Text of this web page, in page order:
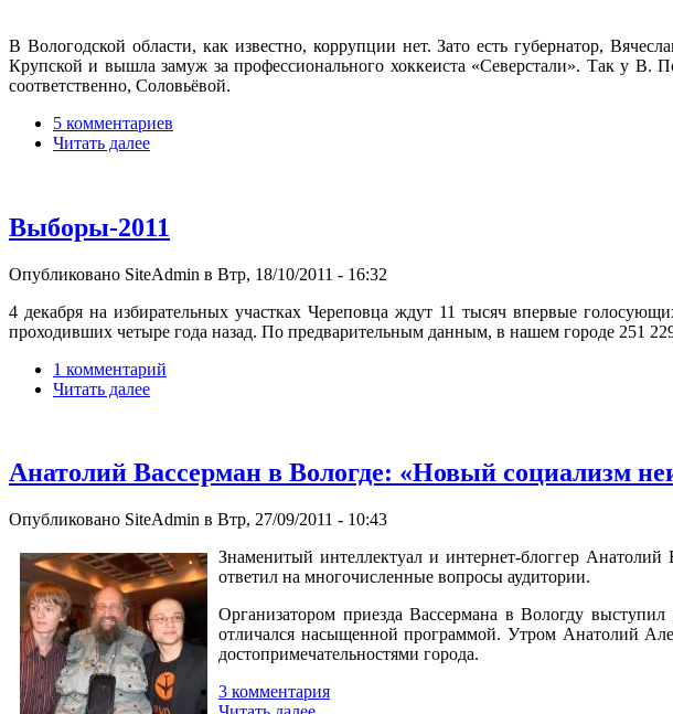
В Вологодской области, как известно, коррупции нет. Зато есть губернатор,
Крупской и вышла замуж за профессионального хоккеиста «Северстали». Так у В.
соответственно, Соловьёвой.
5 комментариев
Читать далее
Выборы-2011
Опубликовано SiteAdmin в Втр, 18/10/2011 - 16:32
4 декабря на избирательных участках Череповца ждут 11 тысяч впервые
проходивших четыре года назад. По предварительным данным, в нашем городе 251
1 комментарий
Читать далее
Анатолий Вассерман в Вологде: «Новый социализм
Опубликовано SiteAdmin в Втр, 27/09/2011 - 10:43
Знаменитый интеллектуал и интернет-блоггер
ответил на многочисленные вопросы аудитории.
Организатором приезда Вассермана в Вологду
отличался насыщенной программой. Утром Анатолий
достопримечательностями города.
3 комментария